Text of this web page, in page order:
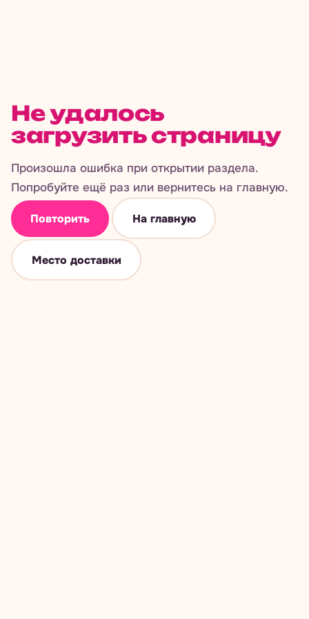
Не удалось
загрузить страницу
Произошла ошибка при открытии раздела.
Попробуйте ещё раз или вернитесь на главную.
Повторить На главную
Место доставки